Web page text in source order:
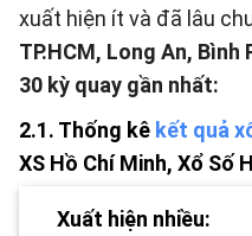
xuất hiện ít và đã lâu
TP.HCM, Long An,
30 kỳ quay gần nhất:
2.1. Thống kê kết quả
XS Hồ Chí Minh, Xổ Số
Xuất hiện nhiều: